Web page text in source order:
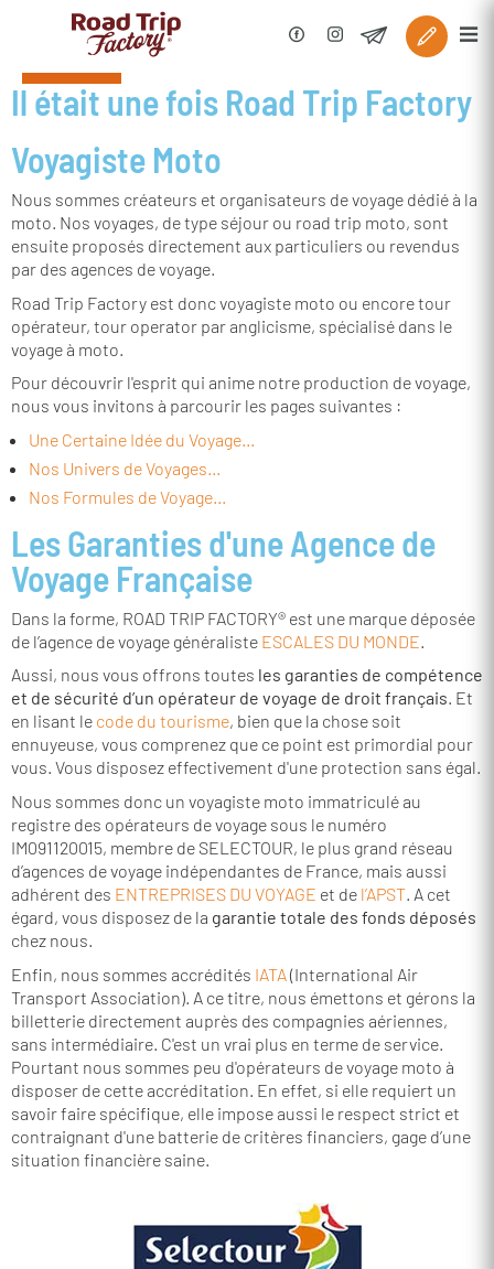
Il était une fois Road Trip Factory
Voyagiste Moto
Nous sommes créateurs et organisateurs de voyage dédié à la
moto. Nos voyages, de type séjour ou road trip moto, sont
ensuite proposés directement aux particuliers ou revendus
par des agences de voyage.
Road Trip Factory est donc voyagiste moto ou encore tour
opérateur, tour operator par anglicisme, spécialisé dans le
voyage à moto.
Pour découvrir l'esprit qui anime notre production de voyage,
nous vous invitons à parcourir les pages suivantes :
Une Certaine Idée du Voyage...
Nos Univers de Voyages...
Nos Formules de Voyage...
Les Garanties d'une Agence de
Voyage Française
Dans la forme, ROAD TRIP FACTORY® est une marque déposée
de l’agence de voyage généraliste ESCALES DU MONDE
Aussi, nous vous offrons toutes les garanties de compétence
et de sécurité d’un opérateur de voyage de droit français. Et
en lisant le code du tourisme, bien que la chose soit
ennuyeuse, vous comprenez que ce point est primordial pour
vous. Vous disposez effectivement d'une protection sans égal.
Nous sommes donc un voyagiste moto immatriculé au
registre des opérateurs de voyage sous le numéro
IM091120015, membre de SELECTOUR, le plus grand réseau
d’agences de voyage indépendantes de France, mais aussi
adhérent des ENTREPRISES DU VOYAGE et de l’APST. A cet
égard, vous disposez de la garantie totale des fonds déposés
chez nous.
Enfin, nous sommes accrédités IATA (International Air
Transport Association). A ce titre, nous émettons et gérons la
billetterie directement auprès des compagnies aériennes,
sans intermédiaire. C'est un vrai plus en terme de service.
Pourtant nous sommes peu d'opérateurs de voyage moto à
disposer de cette accréditation. En effet, si elle requiert un
savoir faire spécifique, elle impose aussi le respect strict et
contraignant d'une batterie de critères financiers, gage d’une
situation financière saine.